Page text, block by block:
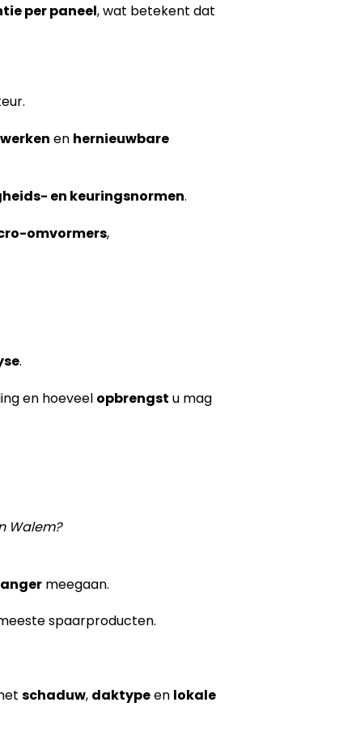
per paneel, wat betekent dat
en hernieuwbare
en keuringsnormen.
omvormers,
.
en hoeveel opbrengst u mag
Walem?
meegaan.
spaarproducten.
schaduw, daktypeen lokale